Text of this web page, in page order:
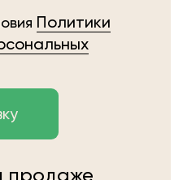
Политики
продаже